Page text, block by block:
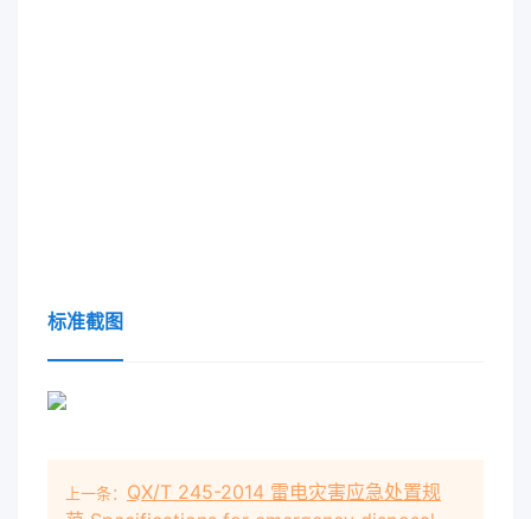
标准截图
上一条： QX/T 245-2014 雷电灾害应急处置规